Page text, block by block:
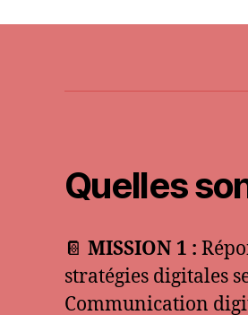
Quelles
📔 MISSION 1 :
stratégies digitales
Communication